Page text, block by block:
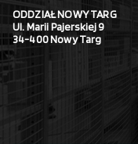
ODDZIAŁ NOWY TARG
Ul. Marii Pajerskiej 9
34-400 Nowy Targ